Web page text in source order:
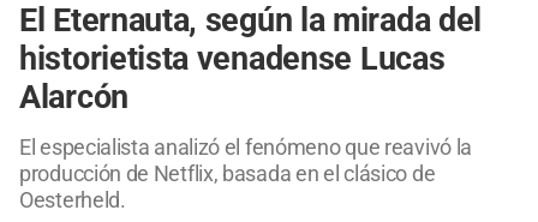
El Eternauta, según la mirada del
historietista venadense Lucas
Alarcón
El especialista analizó el fenómeno que reavivó la
producción de Netflix, basada en el clásico de
Oesterheld.